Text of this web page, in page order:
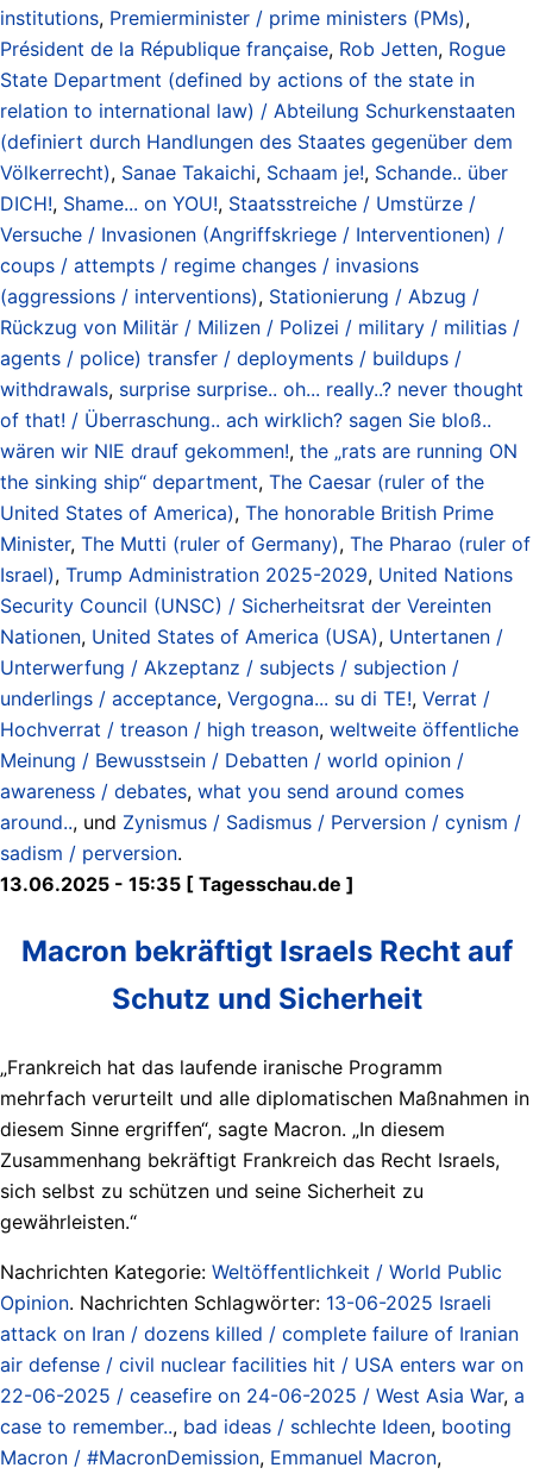
institutions, Premierminister / prime ministers (PMs),
Président de la République française, Rob Jetten, Rogue
State Department (defined by actions of the state in
relation to international law) / Abteilung Schurkenstaaten
(definiert durch Handlungen des Staates gegenüber dem
Völkerrecht), Sanae Takaichi, Schaam je!, Schande.. über
DICH!, Shame... on YOU!, Staatsstreiche / Umstürze /
Versuche / Invasionen (Angriffskriege / Interventionen) /
coups / attempts / regime changes / invasions
(aggressions / interventions), Stationierung / Abzug /
Rückzug von Militär / Milizen / Polizei / military / militias /
agents / police) transfer / deployments / buildups /
withdrawals, surprise surprise.. oh... really..? never thought
of that! / Überraschung.. ach wirklich? sagen Sie bloß..
wären wir NIE drauf gekommen!, the „rats are running ON
the sinking ship“ department, The Caesar (ruler of the
United States of America), The honorable British Prime
Minister, The Mutti (ruler of Germany), The Pharao (ruler of
Israel), Trump Administration 2025-2029, United Nations
Security Council (UNSC) / Sicherheitsrat der Vereinten
Nationen, United States of America (USA), Untertanen /
Unterwerfung / Akzeptanz / subjects / subjection /
underlings / acceptance, Vergogna... su di TE!, Verrat /
Hochverrat / treason / high treason, weltweite öffentliche
Meinung / Bewusstsein / Debatten / world opinion /
awareness / debates, what you send around comes
around.., und Zynismus / Sadismus / Perversion / cynism /
sadism / perversion.
13.06.2025 - 15:35 [ Tagesschau.de ]
Macron bekräftigt Israels Recht auf
Schutz und Sicherheit
„Frankreich hat das laufende iranische Programm
mehrfach verurteilt und alle diplomatischen Maßnahmen in
diesem Sinne ergriffen“, sagte Macron. „In diesem
Zusammenhang bekräftigt Frankreich das Recht Israels,
sich selbst zu schützen und seine Sicherheit zu
gewährleisten.“
Nachrichten Kategorie: Weltöffentlichkeit / World Public
Opinion. Nachrichten Schlagwörter: 13-06-2025 Israeli
attack on Iran / dozens killed / complete failure of Iranian
air defense / civil nuclear facilities hit / USA enters war on
22-06-2025 / ceasefire on 24-06-2025 / West Asia War, a
case to remember.., bad ideas / schlechte Ideen, booting
Macron / #MacronDemission, Emmanuel Macron,